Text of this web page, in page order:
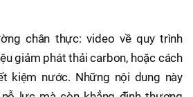
chân thực: video về quy trình
giảm phát thải carbon, hoặc cách
kiệm nước. Những nội dung này